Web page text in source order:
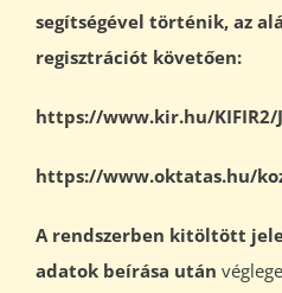
segítségével történik, az
regisztrációt követően:
https://www.kir.hu/
https://www.oktatas.hu/
A rendszerben kitöltött
adatok beírása után